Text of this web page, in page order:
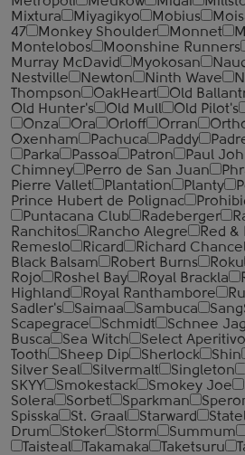
Mixtura
Miyagikyo Mobius
47
Monkey Shoulder Monnet
Montelobos
Moonshine Runners
Murray McDavid
Myokosan
Nestville
Newton Ninth Wave
Thompson
OakHeart Old
Old Hunter's
Old Mull Old Pilot's
Onza
Ora Orloff Orran
Oxenham
Pachuca Paddy
Parka
Passoa Patron Paul
Chimney
Perro de San Juan
Pierre Vallet
Plantation Planty
Prince Hubert de Polignac
Puntacana Club
Radeberger
Ranchitos
Rancho Alegre Red &
Remeslo
Ricard Richard
Black Balsam
Robert Burns Roku
Rojo
Roshel Bay Royal Brackla
Highland
Royal Ranthambore
Sadler's
Saimaa Sambuca
Scapegrace
Schmidt Schnee
Busca
Sea Witch Select Aperitivo
Tooth
Sheep Dip Sherlock Shin
Silver Seal
Silvermalt Singleton
SKYY
Smokestack Smokey Joe
Solera
Sorbet Sparkman
Spisska
St. Graal Starward
Drum
Stoker Storm Summum
Taisteal
Takamaka Taketsuru